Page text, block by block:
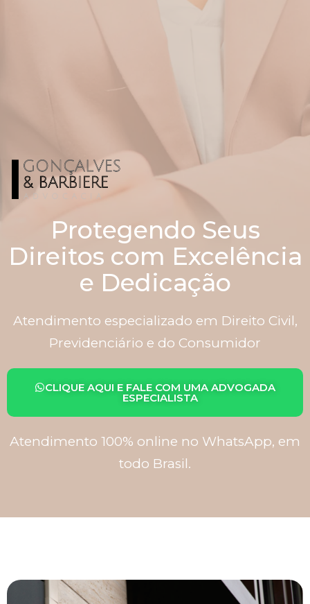
​Protegendo Seus
Direitos com Excelência
e Dedicação
Atendimento especializado em Direito Civil,
Previdenciário e do Consumidor
CLIQUE AQUI E FALE COM UMA ADVOGADA
ESPECIALISTA
Atendimento 100% online no WhatsApp, em
todo Brasil.